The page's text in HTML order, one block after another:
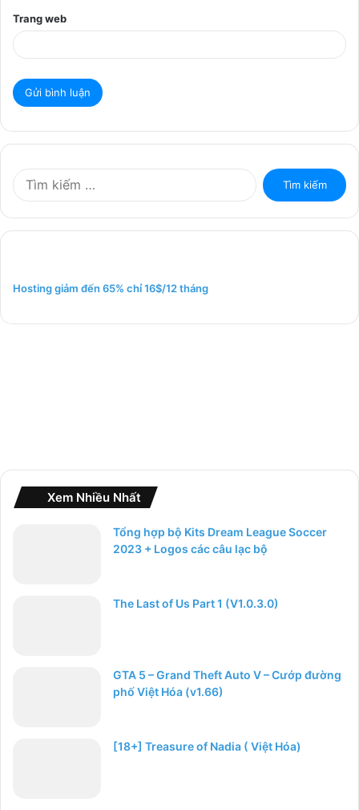
Trang web
o
Hosting giảm đến 65% chỉ 16$/12 tháng
Xem Nhiều Nhất
Tổng hợp bộ Kits Dream League Soccer
2023 + Logos các câu lạc bộ
The Last of Us Part 1 (V1.0.3.0)
GTA 5 – Grand Theft Auto V – Cướp đường
phố Việt Hóa (v1.66)
[18+] Treasure of Nadia ( Việt Hóa)